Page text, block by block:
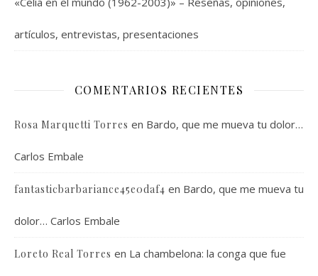
artículos, entrevistas, presentaciones
COMENTARIOS RECIENTES
Rosa Marquetti Torres en Bardo, que me mueva tu dolor…
Carlos Embale
fantasticbarbariance45e0daf4 en Bardo, que me mueva tu
dolor… Carlos Embale
Loreto Real Torres en La chambelona: la conga que fue